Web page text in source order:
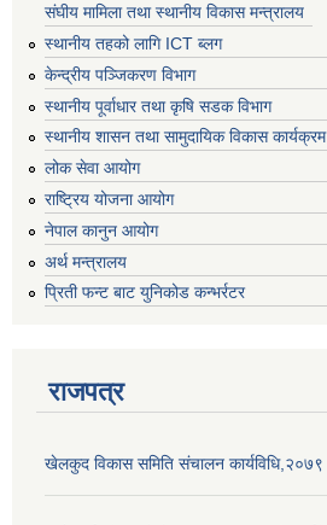
संघीय मामिला तथा स्थानीय विकास मन्त्रालय
स्थानीय तहको लागि ICT ब्लग
केन्द्रीय पञ्जिकरण विभाग
स्थानीय पूर्वाधार तथा कृषि सडक विभाग
स्थानीय शासन तथा सामुदायिक विकास कार्यक्रम
लोक सेवा आयोग
राष्ट्रिय योजना आयोग
नेपाल कानुन आयोग
अर्थ मन्त्रालय
प्रिती फन्ट बाट युनिकोड कन्भर्रटर
राजपत्र
खेलकुद विकास समिति संचालन कार्यविधि,२०७९